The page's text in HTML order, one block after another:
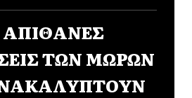
ΑΠΙΘΑΝΕΣ
ΤΩΝ ΜΩΡΩΝ